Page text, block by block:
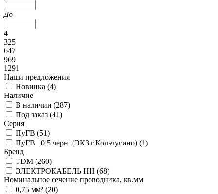
До
4
325
647
969
1291
Наши предложения
Новинка (4)
Наличие
В наличии (287)
Под заказ (41)
Серия
ПуГВ (51)
ПуГВ 0.5 черн. (ЭКЗ г.Кольчугино) (1)
Бренд
TDM (260)
ЭЛЕКТРОКАБЕЛЬ НН (68)
Номинальное сечение проводника, кв.мм
0,75 мм² (20)